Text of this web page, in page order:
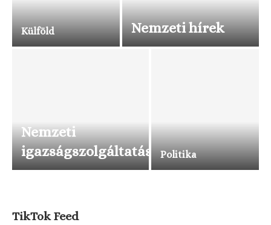
Külföld Nemzeti hírek
Nemzeti
igazságszolgáltatás
Politika
TikTok Feed